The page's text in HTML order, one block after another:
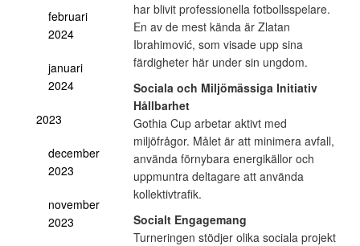
februari
2024
januari
2024
2023
december
2023
november
2023
har blivit professionella fotbollsspelare.
En av de mest kända är Zlatan
Ibrahimović, som visade upp sina
färdigheter här under sin ungdom.
Sociala och Miljömässiga Initiativ
Hållbarhet
Gothia Cup arbetar aktivt med
miljöfrågor. Målet är att minimera avfall,
använda förnybara energikällor och
uppmuntra deltagare att använda
kollektivtrafik.
Socialt Engagemang
Turneringen stödjer olika sociala projekt